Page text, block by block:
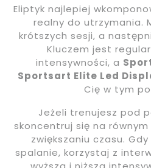
Eliptyk najlepiej
realny do utrzymania.
krótszych sesji, a
Kluczem jest
intensywności, a
Sportsart Elite Led
Cię w tym
Jeżeli trenujesz pod
skoncentruj się na
zwiększaniu czasu.
spalanie, korzystaj z